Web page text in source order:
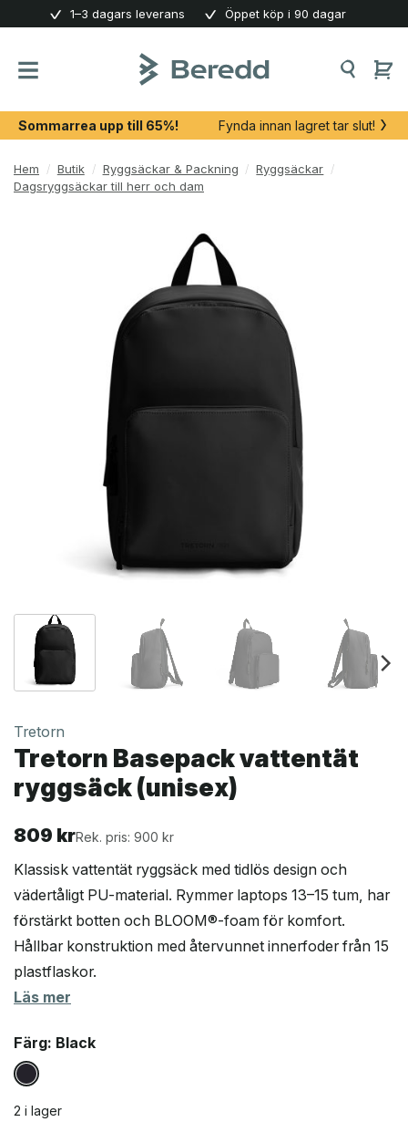
content
1–3 dagars leverans Öppet köp i 90 dagar
Sommarrea upp till 65%! Fynda innan lagret tar slut!
Hem / Butik / Ryggsäckar & Packning / Ryggsäckar /
Dagsryggsäckar till herr och dam
Tretorn
Tretorn Basepack vattentät
ryggsäck (unisex)
809 krRek. pris: 900 kr
Klassisk vattentät ryggsäck med tidlös design och
vädertåligt PU-material. Rymmer laptops 13–15 tum, har
förstärkt botten och BLOOM®-foam för komfort.
Hållbar konstruktion med återvunnet innerfoder från 15
plastflaskor.
Läs mer
Färg: Black
2 i lager